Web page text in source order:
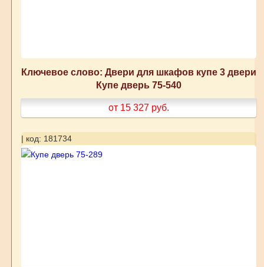
Ключевое слово: Двери для шкафов купе 3 двери
Купе дверь 75-540
от 15 327 руб.
| код: 181734